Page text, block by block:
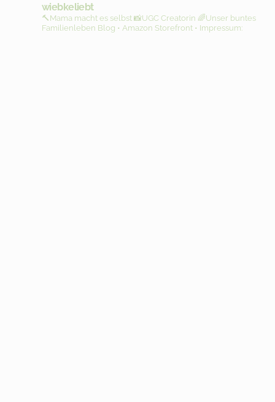
wiebkeliebt
🔨Mama macht es selbst📸UGC Creatorin 🌈Unser buntes
Familienleben Blog • Amazon Storefront • Impressum: